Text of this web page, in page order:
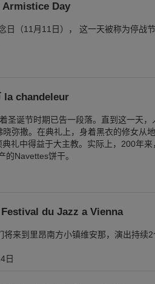
Armistice Day
（11月11日）， 这一天被称为停战
la chandeleur
诞节时期已告一段落。直到这一天，
弥撒。在典礼上，身着黑衣的修女从
礼中得益于大主教。实际上，200年
Navettes饼干。
du Jazz a Vienna
来到里昂南方小镇维安那，演出持续2
日